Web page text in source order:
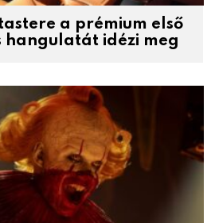
a prémium első
hangulatát idézi meg